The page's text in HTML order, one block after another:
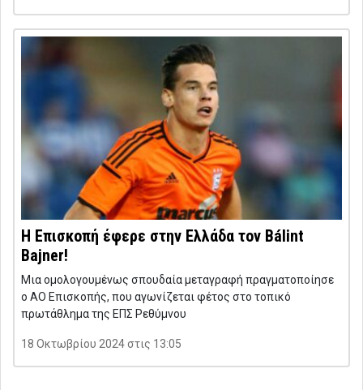
Η Επισκοπή έφερε στην Ελλάδα τον Bálint
Bajner!
Μια ομολογουμένως σπουδαία μεταγραφή πραγματοποίησε
ο ΑΟ Επισκοπής, που αγωνίζεται φέτος στο τοπικό
πρωτάθλημα της ΕΠΣ Ρεθύμνου
18 Οκτωβρίου 2024 στις 13:05